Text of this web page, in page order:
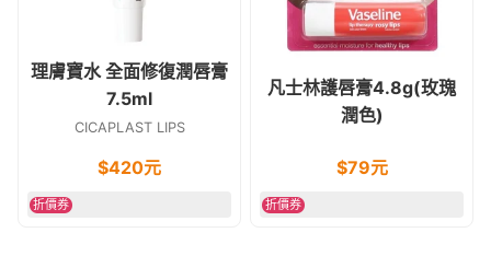
理膚寶水 全面修復潤唇膏
7.5ml
CICAPLAST LIPS
$420元
折價券
凡士林護唇膏4.8g(玫瑰
潤色)
$79元
折價券